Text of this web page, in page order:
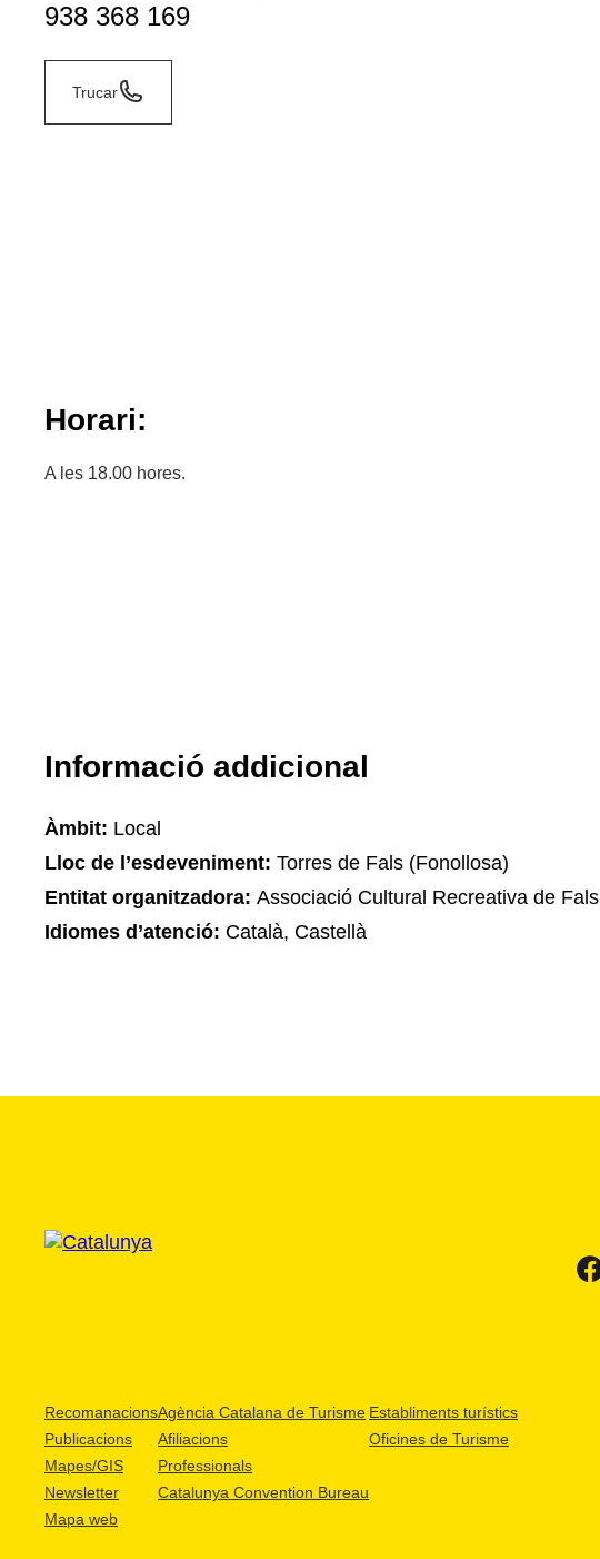
938 368 169
Trucar
Horari:
A les 18.00 hores.
Informació addicional
Àmbit: Local
Lloc de l’esdeveniment: Torres de Fals (Fonollosa)
Entitat organitzadora: Associació Cultural Recreativa de Fals
Idiomes d’atenció: Català, Castellà
Recomanacions
Publicacions
Mapes/GIS
Newsletter
Mapa web
Agència Catalana de Turisme
Afiliacions
Professionals
Catalunya Convention Bureau
Establiments turístics
Oficines de Turisme